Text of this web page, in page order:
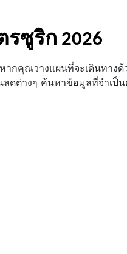
รซูริก 2026
ากคุณวางแผนที่จะเดินทางด้
ต่างๆ ค้นหาข้อมูลที่จำเป็น